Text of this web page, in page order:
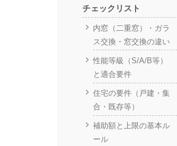
チェックリスト
内窓（二重窓）・ガラ
ス交換・窓交換の違い
性能等級（S/A/B等）
と適合要件
住宅の要件（戸建・集
合・既存等）
補助額と上限の基本ル
ール